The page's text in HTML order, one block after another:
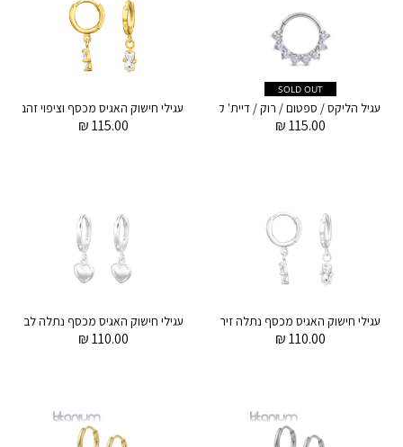
SOLD OUT
115.00
₪
115.00
₪
110.00
₪
עגילי חישוק האגיס מכסף נתלה לב
110.00
₪